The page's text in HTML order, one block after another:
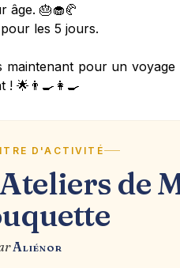
âge. 🎂🧁🥐
les 5 jours.
maintenant pour un
! 🌟👨‍🍳👩‍🍳
D'ACTIVITÉ
de
Aliénor